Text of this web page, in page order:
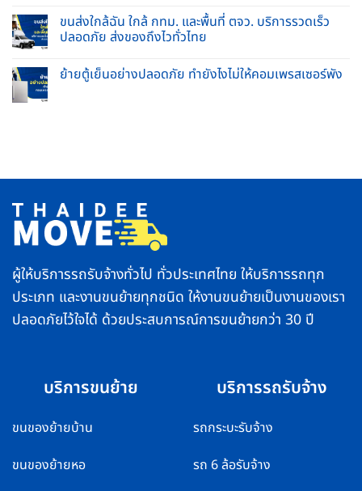
ข่วน
บ้าน
และ
ยก
ของ
ครบ
จบ
รูป
เข้า
บ้าน
ทำ
อย่างไร
ขนส่งใกล้ฉัน ใกล้ กทม. และพื้นที่ ตจว. บริการรวดเร็ว
ปลอดภัย ส่งของถึงไวทั่วไทย
Comments
on
รวดเร็ว
ส่ง
ของ
ถึง
ไว
ทั่ว
ย้ายตู้เย็นอย่างปลอดภัย ทำยังไงไม่ให้คอมเพรสเซอร์พัง
ไม่
ให้
คอมเพรสเซอร์
พัง
ผู้ให้บริการรถรับจ้างทั่วไป ทั่วประเทศไทย ให้บริการรถทุก
ประเภท และงานขนย้ายทุกชนิด ให้งานขนย้ายเป็นงานของเรา
ปลอดภัยไว้ใจได้ ด้วยประสบการณ์การขนย้ายกว่า 30 ปี
บริการขนย้าย
ขนของย้ายบ้าน
ขนของย้ายหอ
บริการรถรับจ้าง
รถกระบะรับจ้าง
รถ 6 ล้อรับจ้าง